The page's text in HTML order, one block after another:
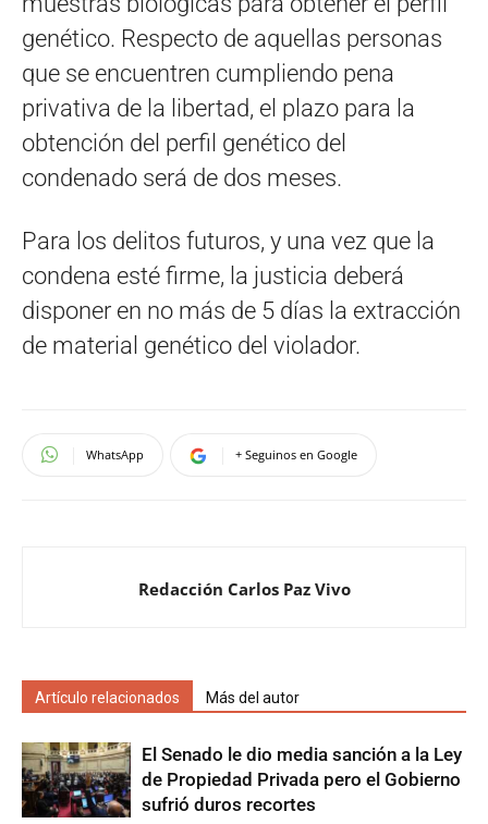
genético. Respecto de aquellas personas
que se encuentren cumpliendo pena
privativa de la libertad, el plazo para la
obtención del perfil genético del
condenado será de dos meses.
Para los delitos futuros, y una vez que la
condena esté firme, la justicia deberá
disponer en no más de 5 días la extracción
de material genético del violador.
WhatsApp + Seguinos en Google
Redacción Carlos Paz Vivo
Artículo relacionados Más del autor
El Senado le dio media sanción a la Ley
de Propiedad Privada pero el Gobierno
sufrió duros recortes